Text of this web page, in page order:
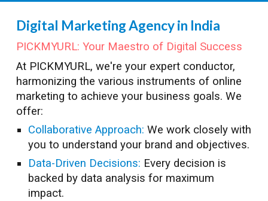
Digital Marketing Agency in India
PICKMYURL: Your Maestro of Digital Success
At PICKMYURL, we're your expert conductor,
harmonizing the various instruments of online
marketing to achieve your business goals. We
offer:
Collaborative Approach: We work closely with
you to understand your brand and objectives.
Data-Driven Decisions: Every decision is
backed by data analysis for maximum
impact.